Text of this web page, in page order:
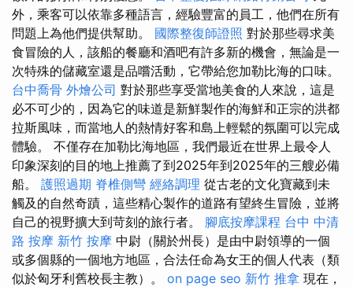
外，乘客可以依靠多種語言，經驗豐富的員工，他們在所有
問題上為他們提供幫助。 國際整復師證照 對於那些尋求美
食冒險的人，該船的餐廳和酒吧有許多新的機會，無論是一
次特殊的儲藏室還是品嚐活動，它帶給您加勒比海的口味。
台中喬骨 外燴公司 對於那些享受當地美食的人來說，這是
必不可少的，因為它的味道是新鮮製作的海鮮和正宗的洪都
拉斯風味，而當地人的熱情好客和島上輕鬆的氛圍可以完成
體驗。 不僅存在加勒比海地區，我們最近在世界上最令人
印象深刻的目的地上推薦了到2025年到2025年的三艘必備
船。 護照過期 脊椎側彎 經絡調理 從古老的文化寶藏到未
觸及的自然奇蹟，這些精心製作的道路有望終生冒險，並將
自己的視野擴大到苛刻的旅行者。 腳底按摩課程 台中 中清
路 按摩 新竹 按摩 中尉（關於州長）是由中尉領導的一個
或多個縣的一個地方地區，合法任命為女王的個人代表（類
似於匈牙利舊校長主教）。 on page seo 新竹 推拿 現在，